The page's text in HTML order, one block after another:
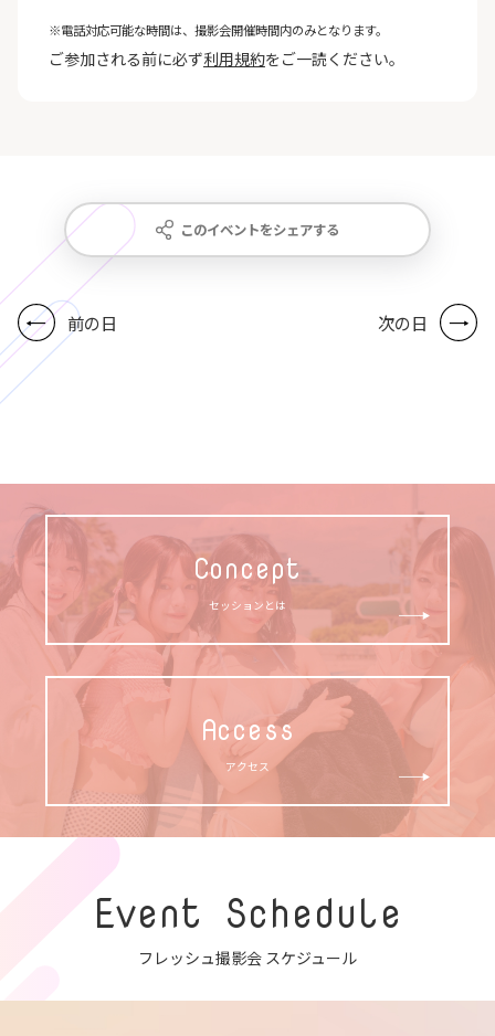
※電話対応可能な時間は、撮影会開催時間内のみとなります。
ご参加される前に必ず利用規約をご一読ください。
このイベントをシェアする
前の日 次の日
Concept
セッションとは
Access
アクセス
Event Schedule
フレッシュ撮影会 スケジュール